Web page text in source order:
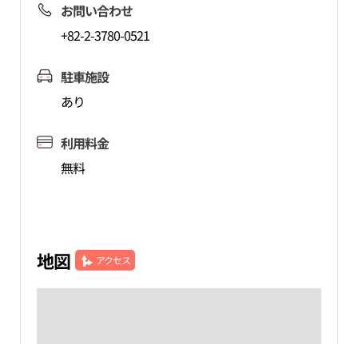
お問い合わせ
+82-2-3780-0521
駐車施設
あり
利用料金
無料
地図 アクセス